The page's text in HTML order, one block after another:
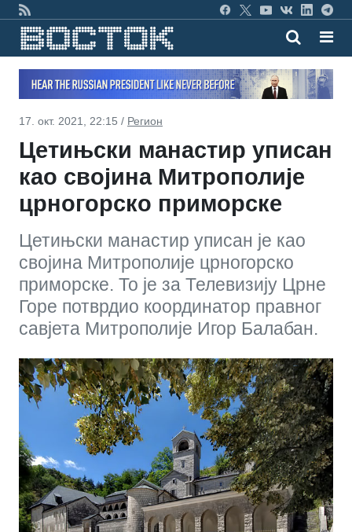
17. окт. 2021, 22:15 / Регион
Цетињски манастир уписан
као својина Митрополије
црногорско приморске
Цетињски манастир уписан је као
својина Митрополије црногорско
приморске. То је за Телевизију Црне
Горе потврдио координатор правног
савјета Митрополије Игор Балабан.